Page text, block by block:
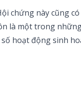
chứng này cũng
là một trong
hoạt động sinh